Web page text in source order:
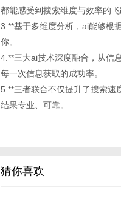
都能感受到搜索维度与效率的
3.**基于多维度分析，ai能够根
你。
4.**三大ai技术深度融合，从信
每一次信息获取的成功率。
5.**三者联合不仅提升了搜索速
结果专业、可靠。
猜你喜欢